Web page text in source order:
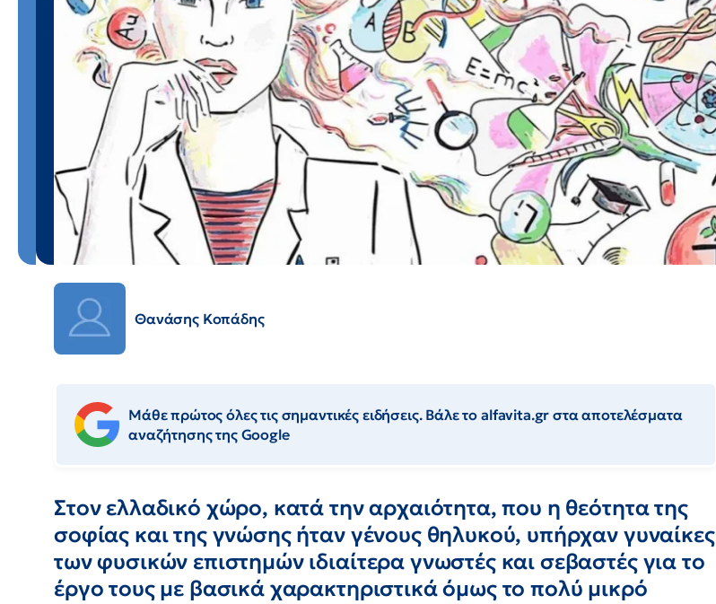
Θανάσης Κοπάδης
Μάθε πρώτος όλες τις σημαντικές ειδήσεις. Βάλε το alfavita.gr στα αποτελέσματα
αναζήτησης της Google
Στον ελλαδικό χώρο, κατά την αρχαιότητα, που η θεότητα της
σοφίας και της γνώσης ήταν γένους θηλυκού, υπήρχαν γυναίκες
των φυσικών επιστημών ιδιαίτερα γνωστές και σεβαστές για το
έργο τους με βασικά χαρακτηριστικά όμως το πολύ μικρό